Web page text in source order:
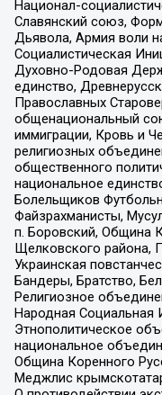
Национал-
Славянский союз,
Дьявола, Армия воли
Социалистическая
Духовно-Родовая
единство,
Православных
общенациональный
иммиграции, Кровь и
религиозных
общественного
национальное
Болельщиков
Файзрахманисты,
п. Боровский, Община
Щелковского района,
Украинская
Бандеры, Братство,
Религиозное
Народная Социальная
Этнополитическое
национальное
Община Коренного
Меджлис